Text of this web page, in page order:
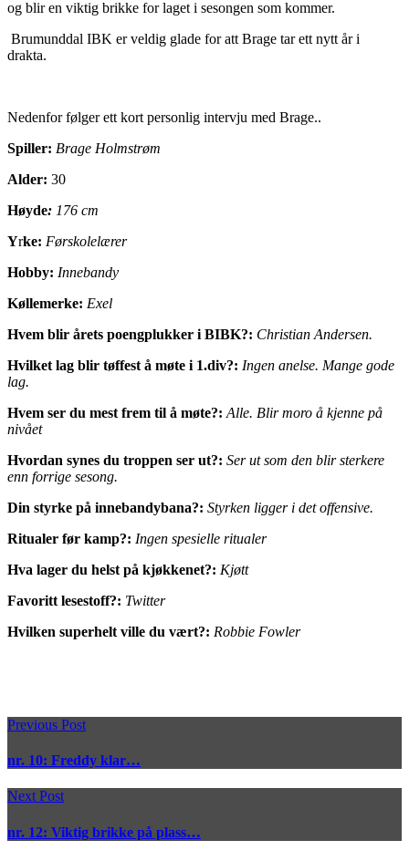
og blir en viktig brikke for laget i sesongen som kommer.
Brumunddal IBK er veldig glade for att Brage tar ett nytt år i
drakta.
Nedenfor følger ett kort personlig intervju med Brage..
Spiller: Brage Holmstrøm
Alder: 30
Høyde: 176 cm
Yrke: Førskolelærer
Hobby: Innebandy
Køllemerke: Exel
Hvem blir årets poengplukker i BIBK?: Christian Andersen.
Hvilket lag blir tøffest å møte i 1.div?: Ingen anelse. Mange gode
lag.
Hvem ser du mest frem til å møte?: Alle. Blir moro å kjenne på
nivået
Hvordan synes du troppen ser ut?: Ser ut som den blir sterkere
enn forrige sesong.
Din styrke på innebandybana?: Styrken ligger i det offensive.
Ritualer før kamp?: Ingen spesielle ritualer
Hva lager du helst på kjøkkenet?: Kjøtt
Favoritt lesestoff?: Twitter
Hvilken superhelt ville du vært?: Robbie Fowler
Previous Post
nr. 10: Freddy klar…
Next Post
nr. 12: Viktig brikke på plass…